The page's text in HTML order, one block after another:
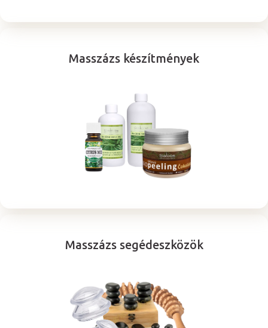
Masszázs készítmények
Masszázs segédeszközök